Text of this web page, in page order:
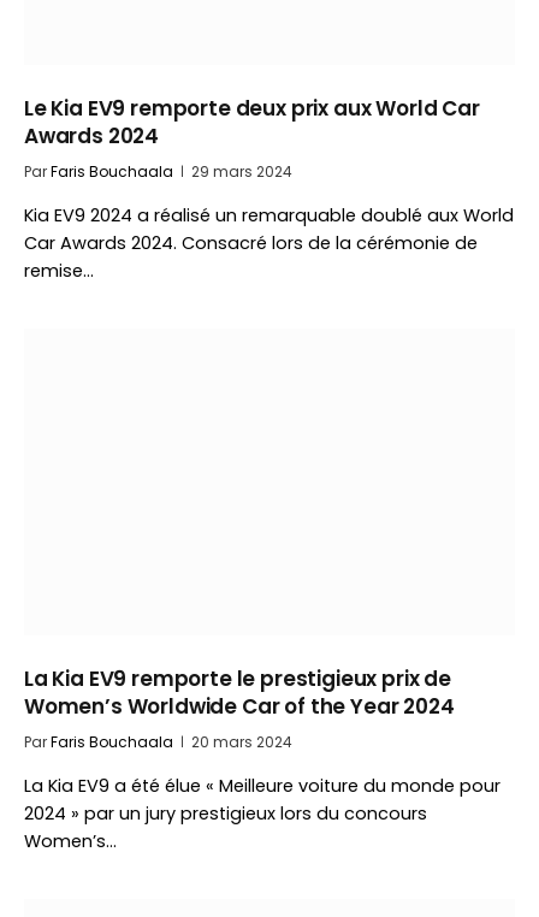
Le Kia EV9 remporte deux prix aux World Car
Awards 2024
ParFaris Bouchaala 29 mars 2024
Kia EV9 2024 a réalisé un remarquable doublé aux World
Car Awards 2024. Consacré lors de la cérémonie de
remise…
La Kia EV9 remporte le prestigieux prix de
Women’s Worldwide Car of the Year 2024
ParFaris Bouchaala 20 mars 2024
La Kia EV9 a été élue « Meilleure voiture du monde pour
2024 » par un jury prestigieux lors du concours
Women’s…